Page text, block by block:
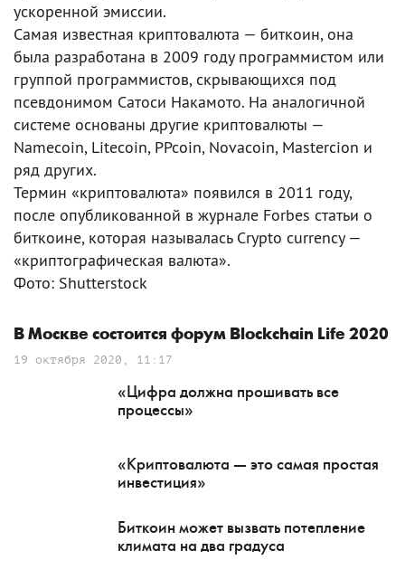
ускоренной эмиссии.
Самая известная криптовалюта — биткоин, она
была разработана в 2009 году программистом или
группой программистов, скрывающихся под
псевдонимом Сатоси Накамото. На аналогичной
системе основаны другие криптовалюты —
Namecoin, Litecoin, PPcoin, Novacoin, Mastercion и
ряд других.
Термин «криптовалюта» появился в 2011 году,
после опубликованной в журнале Forbes статьи о
биткоине, которая называлась Crypto currency —
«криптографическая валюта».
Фото: Shutterstock
В Москве состоится форум Blockchain Life 2020
19 октября 2020, 11:17
«Цифра должна прошивать все
процессы»
«Криптовалюта — это самая простая
инвестиция»
Биткоин может вызвать потепление
климата на два градуса